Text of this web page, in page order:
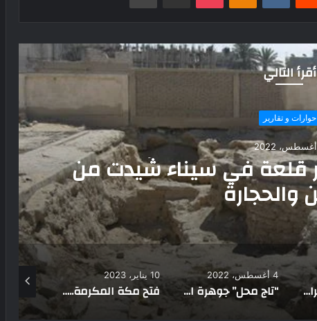
أقرأ التالي
حوارات و تقارير
12 يناير، 2024
تأثير الحروب والصراعات
المغرب.. وهذه أبرز
“تاج محل” جوهرة الفن الإسلامي في الهند بناه شاه جهان تخليداً لذكرى حبيبته.. اعرف الحكاية
10 يناير، 2023
فتح مكة المكرمة.. ذكرى الفتح الأعظم في تاريخ الإسلام على يد رسول الله
28 فبراير، 2025